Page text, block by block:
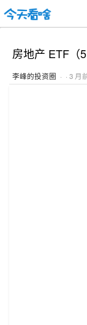
房地产 ETF（
李峰的投资圈 · · 3 月